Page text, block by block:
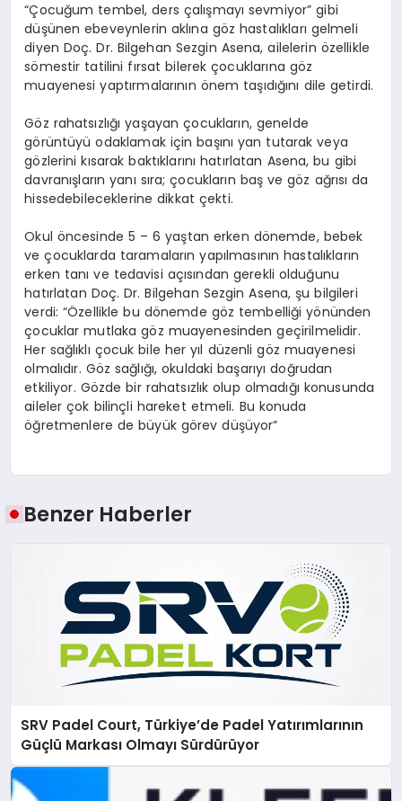
“Çocuğum tembel, ders çalışmayı sevmiyor” gibi
düşünen ebeveynlerin aklına göz hastalıkları gelmeli
diyen Doç. Dr. Bilgehan Sezgin Asena, ailelerin özellikle
sömestir tatilini fırsat bilerek çocuklarına göz
muayenesi yaptırmalarının önem taşıdığını dile getirdi.
Göz rahatsızlığı yaşayan çocukların, genelde
görüntüyü odaklamak için başını yan tutarak veya
gözlerini kısarak baktıklarını hatırlatan Asena, bu gibi
davranışların yanı sıra; çocukların baş ve göz ağrısı da
hissedebileceklerine dikkat çekti.
Okul öncesinde 5 – 6 yaştan erken dönemde, bebek
ve çocuklarda taramaların yapılmasının hastalıkların
erken tanı ve tedavisi açısından gerekli olduğunu
hatırlatan Doç. Dr. Bilgehan Sezgin Asena, şu bilgileri
verdi: “Özellikle bu dönemde göz tembelliği yönünden
çocuklar mutlaka göz muayenesinden geçirilmelidir.
Her sağlıklı çocuk bile her yıl düzenli göz muayenesi
olmalıdır. Göz sağlığı, okuldaki başarıyı doğrudan
etkiliyor. Gözde bir rahatsızlık olup olmadığı konusunda
aileler çok bilinçli hareket etmeli. Bu konuda
öğretmenlere de büyük görev düşüyor”
Benzer Haberler
SRV Padel Court, Türkiye’de Padel Yatırımlarının
Güçlü Markası Olmayı Sürdürüyor